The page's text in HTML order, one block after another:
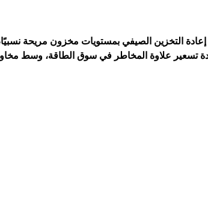
التخزين الصيفي بمستويات مخزون مريحة
تسعير علاوة المخاطر في سوق الطاقة، وسط